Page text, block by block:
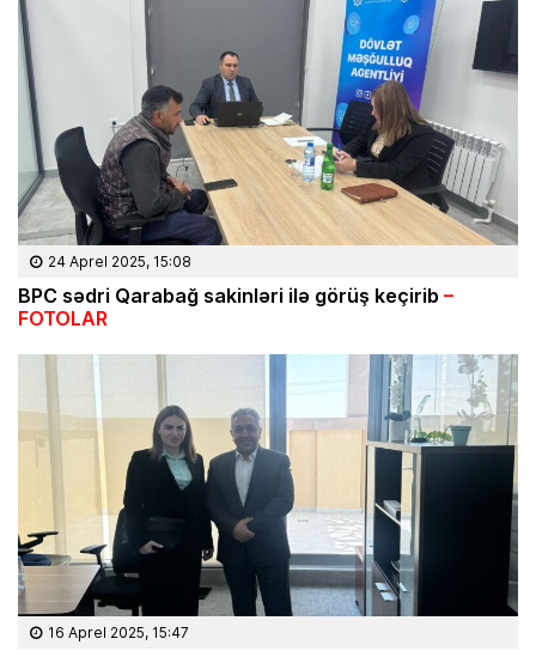
24 Aprel 2025, 15:08
BPC sədri Qarabağ sakinləri ilə görüş keçirib –
FOTOLAR
16 Aprel 2025, 15:47